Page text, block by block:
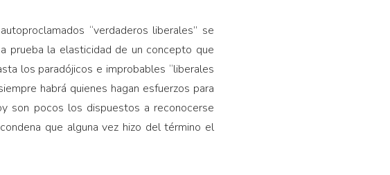
“verdaderos liberales” se
prueba la elasticidad de un concepto que
los paradójicos e improbables “liberales
habrá quienes hagan esfuerzos para
son pocos los dispuestos a reconocerse
que alguna vez hizo del término el